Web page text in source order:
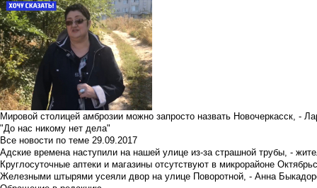
Мировой столицей амброзии можно запросто назвать Новочеркасск, -
"До нас никому нет дела"
Все новости по теме 29.09.2017
Адские времена наступили на нашей улице из-за страшной трубы, -
Круглосуточные аптеки и магазины отсутствуют в микрорайоне
Железными штырями усеяли двор на улице Поворотной, - Анна